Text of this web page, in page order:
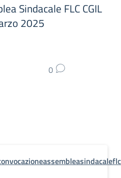
Sindacale FLC CGIL
2025
0